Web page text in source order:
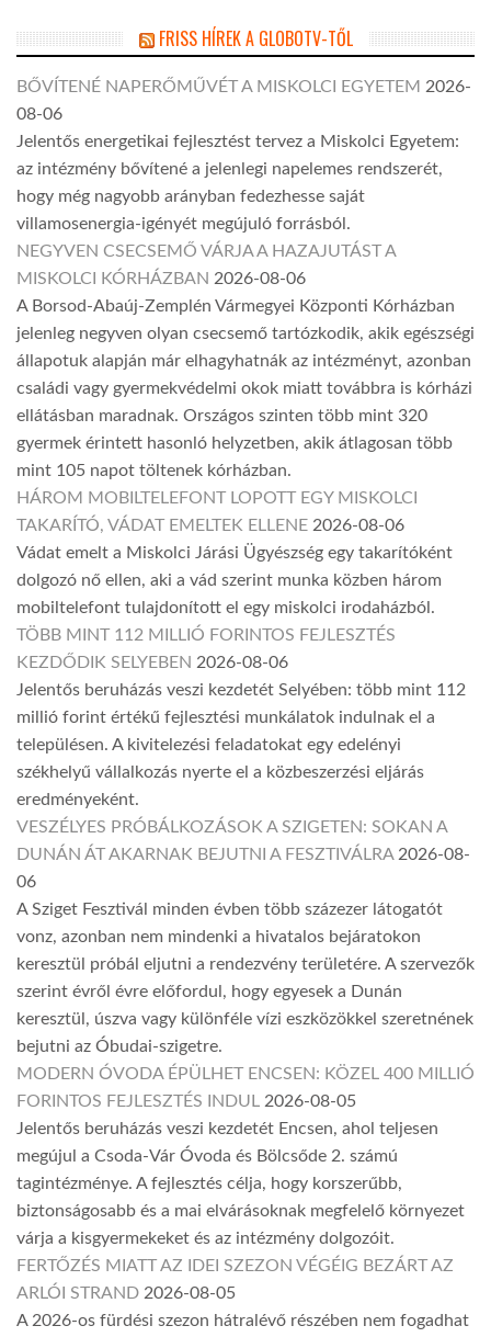
FRISS HÍREK A GLOBOTV-TŐL
BŐVÍTENÉ NAPERŐMŰVÉT A MISKOLCI EGYETEM 2026-
08-06
Jelentős energetikai fejlesztést tervez a Miskolci Egyetem:
az intézmény bővítené a jelenlegi napelemes rendszerét,
hogy még nagyobb arányban fedezhesse saját
villamosenergia-igényét megújuló forrásból.
NEGYVEN CSECSEMŐ VÁRJA A HAZAJUTÁST A
MISKOLCI KÓRHÁZBAN 2026-08-06
A Borsod-Abaúj-Zemplén Vármegyei Központi Kórházban
jelenleg negyven olyan csecsemő tartózkodik, akik egészségi
állapotuk alapján már elhagyhatnák az intézményt, azonban
családi vagy gyermekvédelmi okok miatt továbbra is kórházi
ellátásban maradnak. Országos szinten több mint 320
gyermek érintett hasonló helyzetben, akik átlagosan több
mint 105 napot töltenek kórházban.
HÁROM MOBILTELEFONT LOPOTT EGY MISKOLCI
TAKARÍTÓ, VÁDAT EMELTEK ELLENE 2026-08-06
Vádat emelt a Miskolci Járási Ügyészség egy takarítóként
dolgozó nő ellen, aki a vád szerint munka közben három
mobiltelefont tulajdonított el egy miskolci irodaházból.
TÖBB MINT 112 MILLIÓ FORINTOS FEJLESZTÉS
KEZDŐDIK SELYEBEN 2026-08-06
Jelentős beruházás veszi kezdetét Selyében: több mint 112
millió forint értékű fejlesztési munkálatok indulnak el a
településen. A kivitelezési feladatokat egy edelényi
székhelyű vállalkozás nyerte el a közbeszerzési eljárás
eredményeként.
VESZÉLYES PRÓBÁLKOZÁSOK A SZIGETEN: SOKAN A
DUNÁN ÁT AKARNAK BEJUTNI A FESZTIVÁLRA 2026-08-
06
A Sziget Fesztivál minden évben több százezer látogatót
vonz, azonban nem mindenki a hivatalos bejáratokon
keresztül próbál eljutni a rendezvény területére. A szervezők
szerint évről évre előfordul, hogy egyesek a Dunán
keresztül, úszva vagy különféle vízi eszközökkel szeretnének
bejutni az Óbudai-szigetre.
MODERN ÓVODA ÉPÜLHET ENCSEN: KÖZEL 400 MILLIÓ
FORINTOS FEJLESZTÉS INDUL 2026-08-05
Jelentős beruházás veszi kezdetét Encsen, ahol teljesen
megújul a Csoda-Vár Óvoda és Bölcsőde 2. számú
tagintézménye. A fejlesztés célja, hogy korszerűbb,
biztonságosabb és a mai elvárásoknak megfelelő környezet
várja a kisgyermekeket és az intézmény dolgozóit.
FERTŐZÉS MIATT AZ IDEI SZEZON VÉGÉIG BEZÁRT AZ
ARLÓI STRAND 2026-08-05
A 2026-os fürdési szezon hátralévő részében nem fogadhat